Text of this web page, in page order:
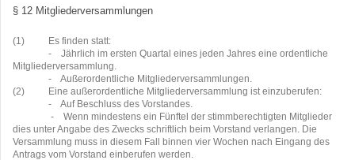
§ 12 Mitgliederversammlungen
(1)
Es finden statt:
-
Jährlich im ersten Quartal eines jeden Jahres eine ordentliche
Mitgliederversammlung.
-
Außerordentliche Mitgliederversammlungen.
(2)
Eine außerordentliche Mitgliederversammlung ist einzuberufen:
-
Auf Beschluss des Vorstandes.
-
Wenn mindestens ein Fünftel der stimmberechtigten Mitglieder
dies unter Angabe des Zwecks schriftlich beim Vorstand verlangen. Die
Versammlung muss in diesem Fall binnen vier Wochen nach Eingang des
Antrags vom Vorstand einberufen werden.